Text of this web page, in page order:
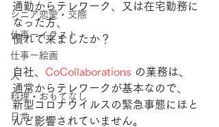
シニア恋愛・交際
仕事ーイラスト
仕事ー絵画
人
料理・おもてなし
日常
通勤からテレワーク、又は在宅勤務に
なった方、
慣れて来ましたか？
自社、 CoCollaborations の業務は、
通常からテレワークが基本なので、
新型コロナウイルスの緊急事態にほと
んど影響されていません。